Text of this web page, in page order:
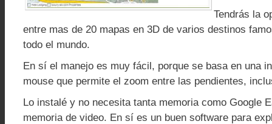
Tendrás la
entre mas de 20 mapas en 3D de varios destinos
todo el mundo.
En sí el manejo es muy fácil, porque se basa en una
mouse que permite el zoom entre las pendientes,
Lo instalé y no necesita tanta memoria como Google
memoria de video. En sí es un buen software para